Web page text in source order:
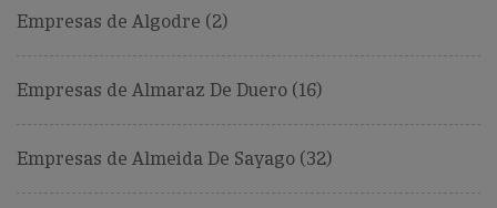
Empresas de Algodre (2)
Empresas de Almaraz De Duero (16)
Empresas de Almeida De Sayago (32)